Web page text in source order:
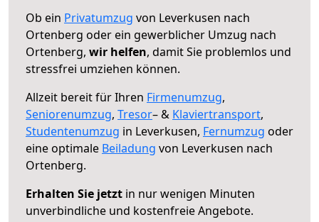
Ob ein Privatumzug von Leverkusen nach
Ortenberg oder ein gewerblicher Umzug nach
Ortenberg, wir helfen, damit Sie problemlos und
stressfrei umziehen können.
Allzeit bereit für Ihren Firmenumzug,
Seniorenumzug, Tresor– & Klaviertransport,
Studentenumzug in Leverkusen, Fernumzug oder
eine optimale Beiladung von Leverkusen nach
Ortenberg.
Erhalten Sie jetzt in nur wenigen Minuten
unverbindliche und kostenfreie Angebote.